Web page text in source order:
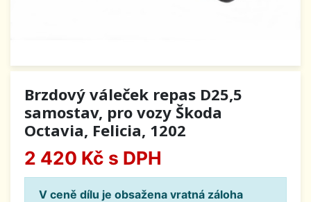
Brzdový váleček repas D25,5
samostav, pro vozy Škoda
Octavia, Felicia, 1202
2 420 Kč s DPH
V ceně dílu je obsažena vratná záloha